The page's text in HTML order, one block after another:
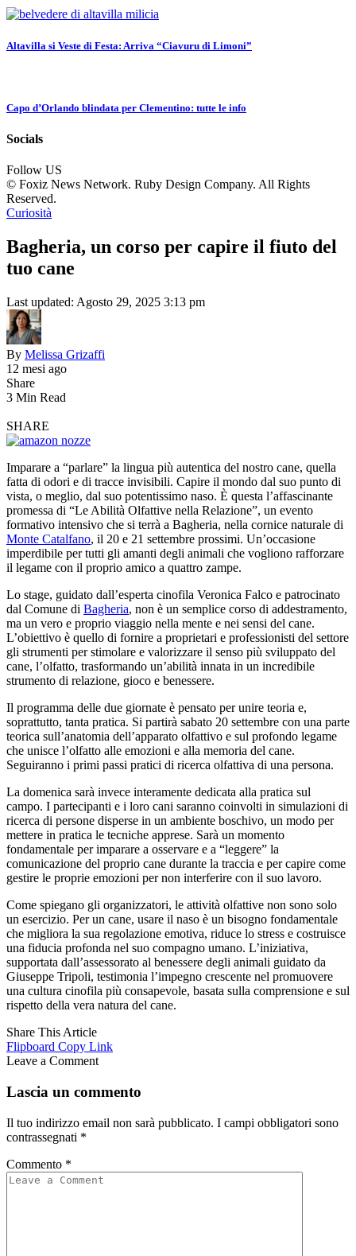
Altavilla si Veste di Festa: Arriva “Ciavuru di Limoni”
Capo d’Orlando blindata per Clementino: tutte le info
Socials
Follow US
© Foxiz News Network. Ruby Design Company. All Rights
Reserved.
Curiosità
Bagheria, un corso per capire il fiuto del
tuo cane
Last updated: Agosto 29, 2025 3:13 pm
By Melissa Grizaffi
12 mesi ago
Share
3 Min Read
SHARE
Imparare a “parlare” la lingua più autentica del nostro cane, quella
fatta di odori e di tracce invisibili. Capire il mondo dal suo punto di
vista, o meglio, dal suo potentissimo naso. È questa l’affascinante
promessa di “Le Abilità Olfattive nella Relazione”, un evento
formativo intensivo che si terrà a Bagheria, nella cornice naturale di
Monte Catalfano, il 20 e 21 settembre prossimi. Un’occasione
imperdibile per tutti gli amanti degli animali che vogliono rafforzare
il legame con il proprio amico a quattro zampe.
Lo stage, guidato dall’esperta cinofila Veronica Falco e patrocinato
dal Comune di Bagheria, non è un semplice corso di addestramento,
ma un vero e proprio viaggio nella mente e nei sensi del cane.
L’obiettivo è quello di fornire a proprietari e professionisti del settore
gli strumenti per stimolare e valorizzare il senso più sviluppato del
cane, l’olfatto, trasformando un’abilità innata in un incredibile
strumento di relazione, gioco e benessere.
Il programma delle due giornate è pensato per unire teoria e,
soprattutto, tanta pratica. Si partirà sabato 20 settembre con una parte
teorica sull’anatomia dell’apparato olfattivo e sul profondo legame
che unisce l’olfatto alle emozioni e alla memoria del cane.
Seguiranno i primi passi pratici di ricerca olfattiva di una persona.
La domenica sarà invece interamente dedicata alla pratica sul
campo. I partecipanti e i loro cani saranno coinvolti in simulazioni di
ricerca di persone disperse in un ambiente boschivo, un modo per
mettere in pratica le tecniche apprese. Sarà un momento
fondamentale per imparare a osservare e a “leggere” la
comunicazione del proprio cane durante la traccia e per capire come
gestire le proprie emozioni per non interferire con il suo lavoro.
Come spiegano gli organizzatori, le attività olfattive non sono solo
un esercizio. Per un cane, usare il naso è un bisogno fondamentale
che migliora la sua regolazione emotiva, riduce lo stress e costruisce
una fiducia profonda nel suo compagno umano. L’iniziativa,
supportata dall’assessorato al benessere degli animali guidato da
Giuseppe Tripoli, testimonia l’impegno crescente nel promuovere
una cultura cinofila più consapevole, basata sulla comprensione e sul
rispetto della vera natura del cane.
Share This Article
Flipboard Copy Link
Leave a Comment
Lascia un commento
Il tuo indirizzo email non sarà pubblicato. I campi obbligatori sono
contrassegnati *
Commento *